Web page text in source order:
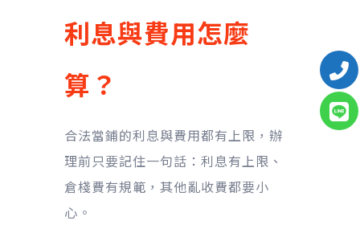
利息與費用怎麼
算？
合法當鋪的利息與費用都有上限，辦
理前只要記住一句話：利息有上限、
倉棧費有規範，其他亂收費都要小
心。